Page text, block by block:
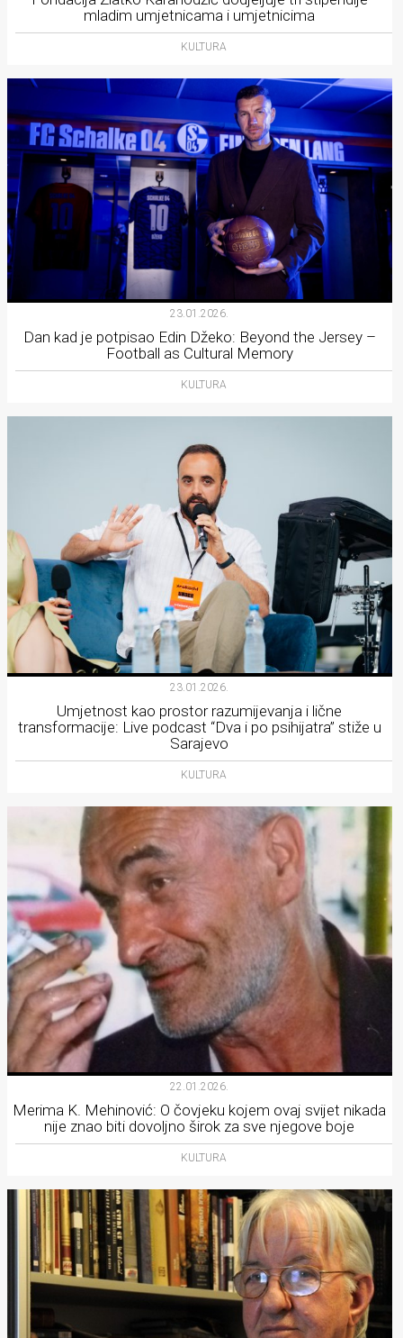
mladim umjetnicama i umjetnicima
KULTURA
23.01.2026.
Dan kad je potpisao Edin Džeko: Beyond the Jersey –
Football as Cultural Memory
KULTURA
23.01.2026.
Umjetnost kao prostor razumijevanja i lične
transformacije: Live podcast “Dva i po psihijatra” stiže u
Sarajevo
KULTURA
22.01.2026.
Merima K. Mehinović: O čovjeku kojem ovaj svijet nikada
nije znao biti dovoljno širok za sve njegove boje
KULTURA